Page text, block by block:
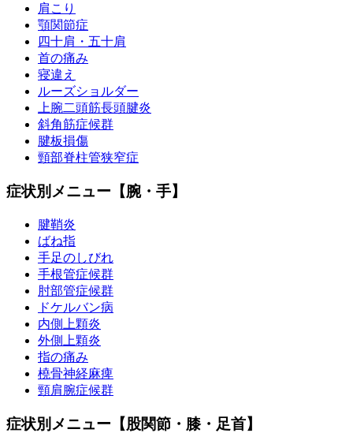
肩こり
顎関節症
四十肩・五十肩
首の痛み
寝違え
ルーズショルダー
上腕二頭筋長頭腱炎
斜角筋症候群
腱板損傷
頸部脊柱管狭窄症
症状別メニュー【腕・手】
腱鞘炎
ばね指
手足のしびれ
手根管症候群
肘部管症候群
ドケルバン病
内側上顆炎
外側上顆炎
指の痛み
橈骨神経麻痺
頸肩腕症候群
症状別メニュー【股関節・膝・足首】